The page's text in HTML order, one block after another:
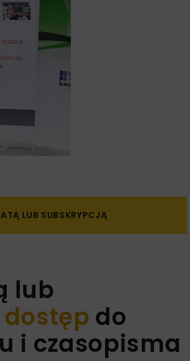
LUB SUBSKRYPCJĄ
lub
do
i czasopisma